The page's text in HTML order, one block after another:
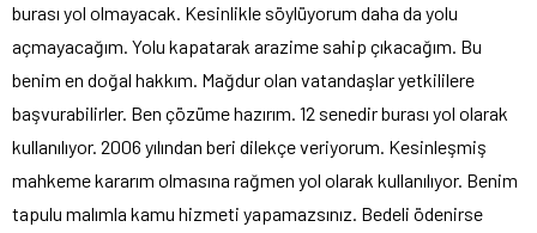
burası yol olmayacak. Kesinlikle söylüyorum daha da yolu
açmayacağım. Yolu kapatarak arazime sahip çıkacağım. Bu
benim en doğal hakkım. Mağdur olan vatandaşlar yetkililere
başvurabilirler. Ben çözüme hazırım. 12 senedir burası yol olarak
kullanılıyor. 2006 yılından beri dilekçe veriyorum. Kesinleşmiş
mahkeme kararım olmasına rağmen yol olarak kullanılıyor. Benim
tapulu malımla kamu hizmeti yapamazsınız. Bedeli ödenirse